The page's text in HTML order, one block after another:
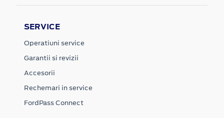
SERVICE
Operatiuni service
Garantii si revizii
Accesorii
Rechemari in service
FordPass Connect